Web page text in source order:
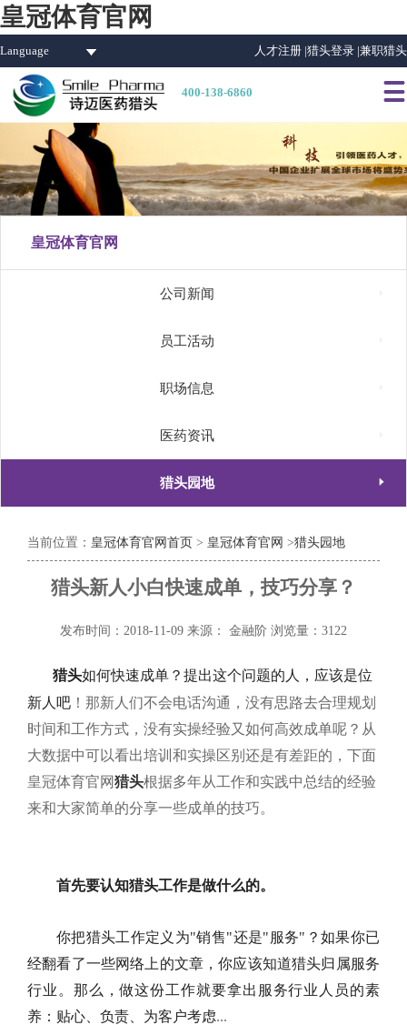
皇冠体育官网
Language 人才注册 |猎头登录 |兼职猎头
400-138-6860 
皇冠体育官网
公司新闻
员工活动
职场信息
医药资讯
猎头园地 
当前位置： 皇冠体育官网首页 > 皇冠体育官网 >猎头园地
猎头新人小白快速成单，技巧分享？
发布时间：2018-11-09 来源： 金融阶 浏览量：3122
猎头如何快速成单？提出这个问题的人，应该是位
新人吧 ！那新人们不会电话沟通，没有思路去合理规划
时间和工作方式，没有实操经验又如何高效成单呢？从
大数据中可以看出培训和实操区别还是有差距的，下面
皇冠体育官网猎头根据多年从工作和实践中总结的经验
来和大家简单的分享一些成单的技巧。
首先要认知猎头工作是做什么的。
你把猎头工作定义为"销售"还是"服务"？ 如果你已
经翻看了一些网络上的文章，你应该知道猎头归属服务
行业。那么，做这份工作就要拿出服务行业人员的素
养：贴心、负责、为客户考虑...